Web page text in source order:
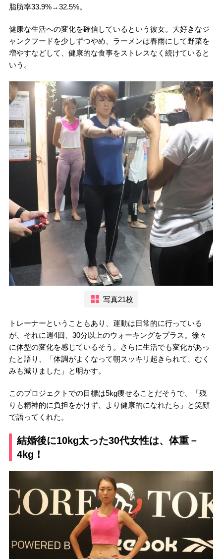
脂肪率33.9%→32.5%。
健康な生活への変化を確信しているという彼女。大好きなジ
ャンクフードを少しずつやめ、ラーメンは春雨にして野菜を
増やすなどして、健康的な食事をストレスなく続けていると
いう。
写真21枚
トレーナーということもあり、運動は日常的に行っている
が、それに週4回、30分以上のウォーキングをプラス。徐々
に体型の変化を感じているそう。さらに生活でも変化があっ
たと語り、「体調がよくなって朝スッキリ起きられて、むく
みも減りました」と明かす。
このプロジェクトでの目標は5kg痩せることだそうで、「残
りも精神的に負担をかけず、より健康的になれたら」と笑顔
で語ってくれた。
結婚後に10kg太った30代女性は、体重－
4kg！